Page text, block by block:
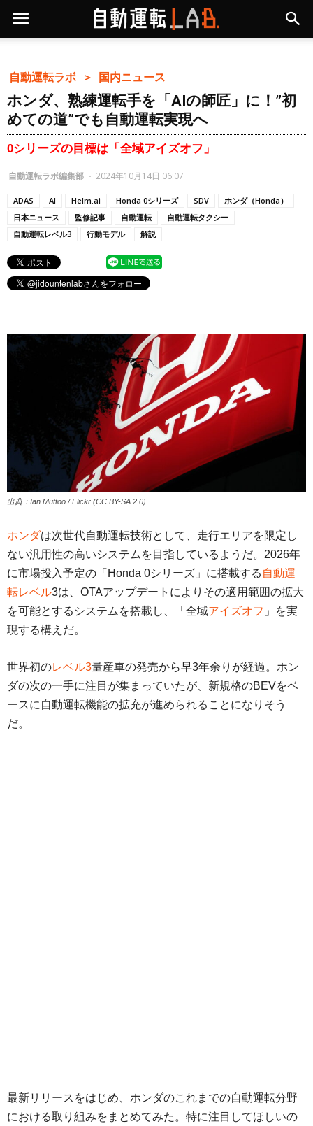
自動運転ラボ ＞ 国内ニュース
ホンダ、熟練運転手を「AIの師匠」に！”初
めての道”でも自動運転実現へ
0シリーズの目標は「全域アイズオフ」
自動運転ラボ編集部 - 2024年10月14日 06:07
ADAS AI Helm.ai Honda 0シリーズ SDV
ホンダ（Honda）
日本ニュース
監修記事 自動運転
自動運転タクシー
自動運転レベル3
行動モデル 解説
出典：Ian Muttoo / Flickr (CC BY-SA 2.0)
ホンダは次世代自動運転技術として、走行エリアを限定し
ない汎用性の高いシステムを目指しているようだ。2026年
に市場投入予定の「Honda 0シリーズ」に搭載する 自動運
転レベル3は、OTAアップデートによりその適用範囲の拡大
を可能とするシステムを搭載し、「全域アイズオフ 」を実
現する構えだ。
世界初のレベル3量産車の発売から早3年余りが経過。ホン
ダの次の一手に注目が集まっていたが、新規格のBEVをベ
ースに自動運転機能の拡充が進められることになりそう
だ。
最新リリースをはじめ、ホンダのこれまでの自動運転分野
における取り組みをまとめてみた。特に注目してほしいの